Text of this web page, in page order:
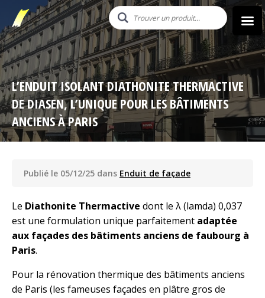
L’ENDUIT ISOLANT DIATHONITE THERMACTIVE
DE DIASEN, L’UNIQUE POUR LES BÂTIMENTS
ANCIENS À PARIS
Publié le 05/12/25 dans Enduit de façade
Le Diathonite Thermactive dont le λ (lamda) 0,037
est une formulation unique parfaitement adaptée
aux façades des bâtiments anciens de faubourg à
Paris.
Pour la rénovation thermique des bâtiments anciens
de Paris (les fameuses façades en plâtre gros de